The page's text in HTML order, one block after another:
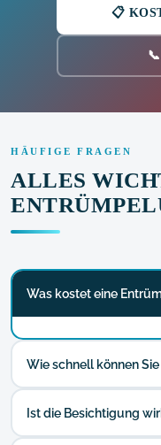
📋
HÄUFIGE FRAGEN
ALLES
Was kostet eine
Wie schnell können
Ist die Besichtigung